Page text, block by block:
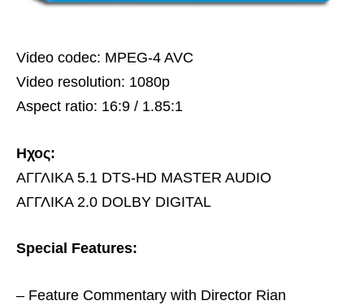
Video codec: MPEG-4 AVC
Video resolution: 1080p
Aspect ratio: 16:9 / 1.85:1
Ηχος:
ΑΓΓΛΙΚΑ 5.1 DTS-HD MASTER AUDIO
ΑΓΓΛΙΚΑ 2.0 DOLBY DIGITAL
Special Features:
– Feature Commentary with Director Rian